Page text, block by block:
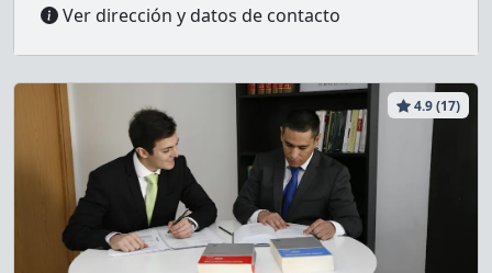
Ver dirección y datos de contacto
4.9 (17)